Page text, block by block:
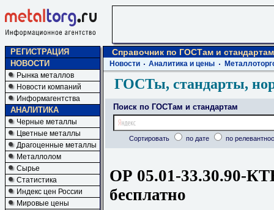
РЕГИСТРАЦИЯ
НОВОСТИ
Рынка металлов
Новости компаний
Информагентства
АНАЛИТИКА
Черные металлы
Цветные металлы
Драгоценные металлы
Металлолом
Сырье
Статистика
Индекс цен России
Мировые цены
Справочник по ГОСТам и стандартам
Новости Аналитика и цены
ГОСТы, стандарты,
Поиск по ГОСТам и стандартам
Сортировать по дате по
ОР 05.01-33.30.90-
бесплатно